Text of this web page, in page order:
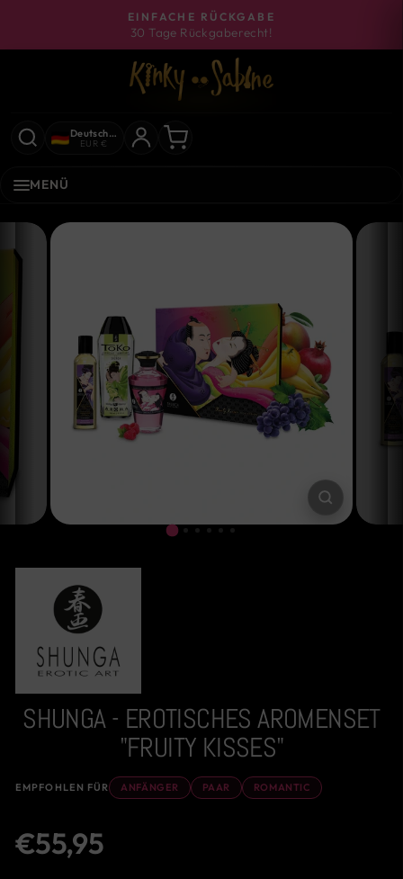
Inhalt
Pause
Diashow
EINFACHE RÜCKGABE
30 Tage Rückgaberecht!
Deutschland
EUR €
MENÜ
ESC)
SHUNGA - EROTISCHES AROMENSET
"FRUITY KISSES"
EMPFOHLEN FÜR ANFÄNGER PAAR ROMANTIC
€55,95